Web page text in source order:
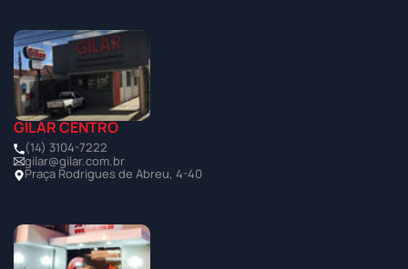
GILAR CENTRO
(14) 3104-7222
gilar@gilar.com.br
Praça Rodrigues de Abreu, 4-40